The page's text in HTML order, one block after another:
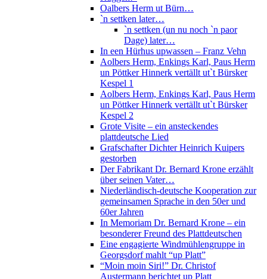
Oalbers Herm ut Bürn…
`n settken later…
`n settken (un nu noch `n paor
Dage) later…
In een Hürhus upwassen – Franz Vehn
Aolbers Herm, Enkings Karl, Paus Herm
un Pöttker Hinnerk vertällt ut`t Bürsker
Kespel 1
Aolbers Herm, Enkings Karl, Paus Herm
un Pöttker Hinnerk vertällt ut`t Bürsker
Kespel 2
Grote Visite – ein ansteckendes
plattdeutsche Lied
Grafschafter Dichter Heinrich Kuipers
gestorben
Der Fabrikant Dr. Bernard Krone erzählt
über seinen Vater…
Niederländisch-deutsche Kooperation zur
gemeinsamen Sprache in den 50er und
60er Jahren
In Memoriam Dr. Bernard Krone – ein
besonderer Freund des Plattdeutschen
Eine engagierte Windmühlengruppe in
Georgsdorf mahlt “up Platt”
“Moin moin Siri!” Dr. Christof
Austermann berichtet up Platt